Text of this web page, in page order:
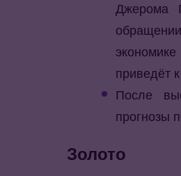
Джерома
приведёт
После
прогнозы
Золото